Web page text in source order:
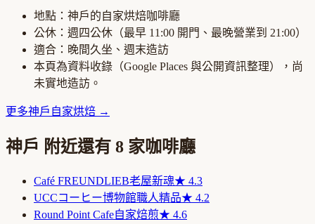
地點： 神戶的自家烘焙咖啡廳
公休： 週四公休 （最早 11:00 開門、最晚營業到 21:00）
適合： 晚間久坐、週末造訪
本頁為資料收錄（Google Places 與公開資訊整理），尚
未實地造訪。
更多神戶 自家烘焙 →
神戶 附近還有 8 家咖啡廳
Café FREUNDLIEB老屋新魂★ 4.3
UCCコーヒー博物館職人精品★ 4.2
Round Point Cafe自家焙煎★ 4.6